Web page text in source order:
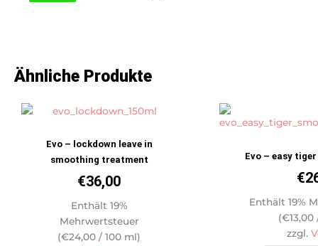
Ähnliche Produkte
Evo – lockdown leave in
smoothing treatment
€36,00
Enthält 19%
Mehrwertsteuer
(€24,00 / 100 ml)
Evo – easy
€
Enthält 19%
(€13,00
zzgl.